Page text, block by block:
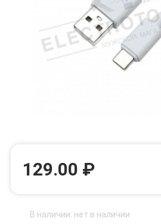
129.00 ₽
В наличии: нет в наличии